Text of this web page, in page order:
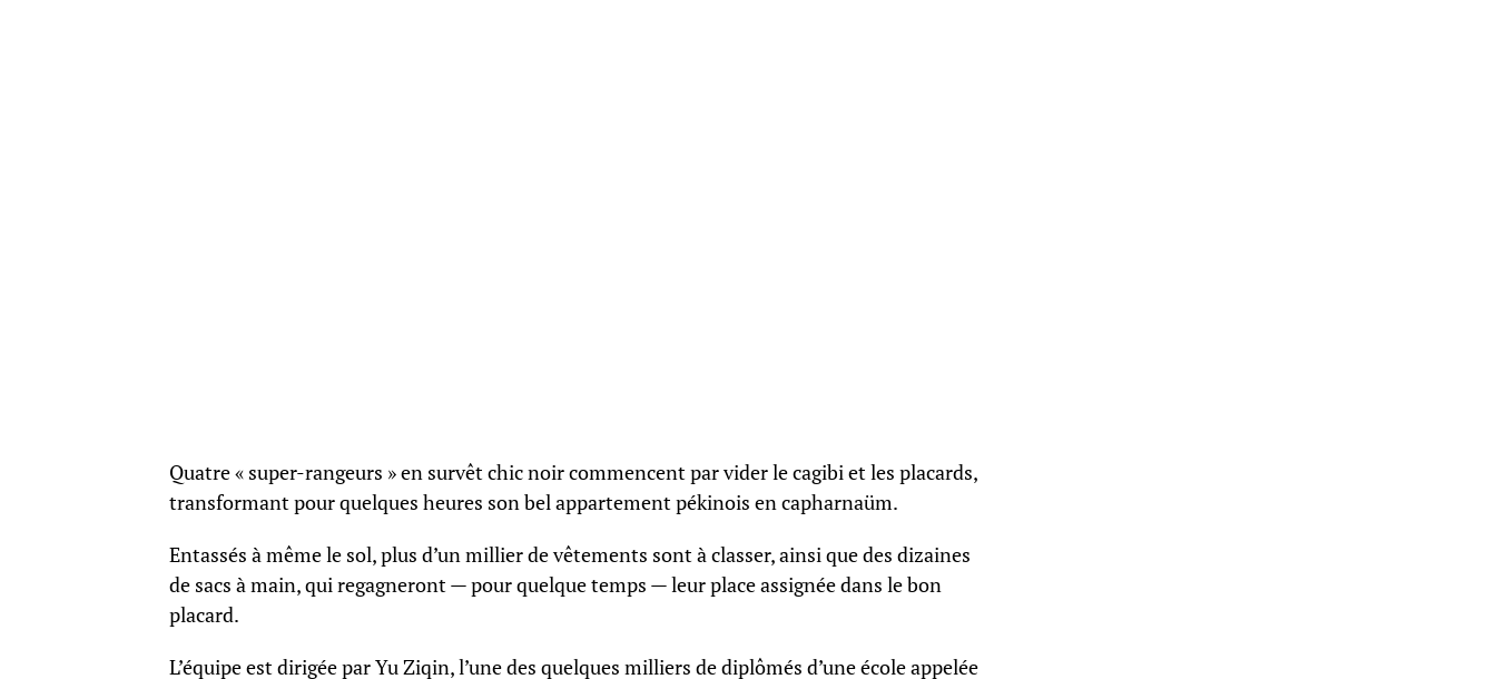
Quatre « super-rangeurs » en survêt chic noir commencent par vider le cagibi et les placards,
transformant pour quelques heures son bel appartement pékinois en capharnaüm.
Entassés à même le sol, plus d’un millier de vêtements sont à classer, ainsi que des dizaines
de sacs à main, qui regagneront — pour quelque temps — leur place assignée dans le bon
placard.
L’équipe est dirigée par Yu Ziqin, l’une des quelques milliers de diplômés d’une école appelée